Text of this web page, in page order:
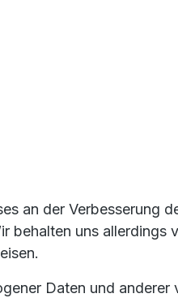
an der Verbesserung
behalten uns allerdings
Daten und anderer